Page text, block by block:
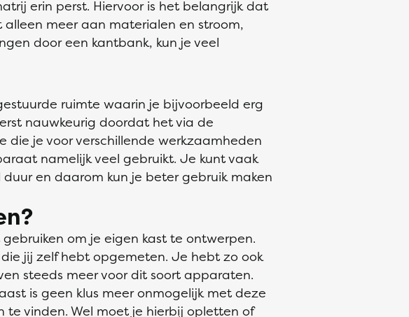
erin perst. Hiervoor is het belangrijk dat
alleen meer aan materialen en stroom,
door een kantbank, kun je veel
ruimte waarin je bijvoorbeeld erg
nauwkeurig doordat het via de
je voor verschillende werkzaamheden
namelijk veel gebruikt. Je kunt vaak
en daarom kun je beter gebruik maken
om je eigen kast te ontwerpen.
jij zelf hebt opgemeten. Je hebt zo ook
steeds meer voor dit soort apparaten.
is geen klus meer onmogelijk met deze
vinden. Wel moet je hierbij opletten of